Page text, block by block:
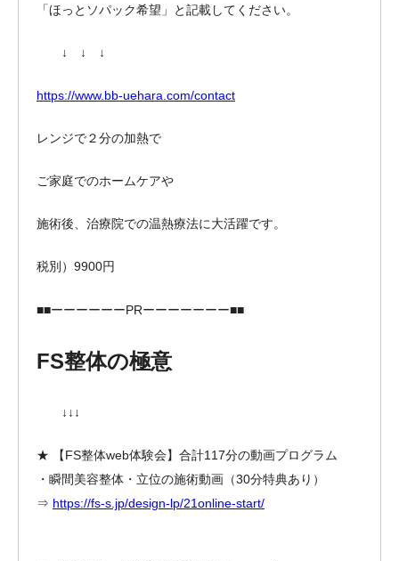
「ほっとソパック希望」と記載してください。
↓ ↓ ↓
https://www.bb-uehara.com/contact
レンジで２分の加熱で
ご家庭でのホームケアや
施術後、治療院での温熱療法に大活躍です。
税別）9900円
■■ーーーーーーPRーーーーーーー■■
FS整体の極意
↓↓↓
★ 【FS整体web体験会】合計117分の動画プログラム
・瞬間美容整体・立位の施術動画（30分特典あり）
⇒ https://fs-s.jp/design-lp/21online-start/